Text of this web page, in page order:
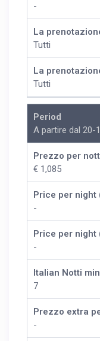
-
La
Tutti
La
Tutti
Period
A partire dal 20-
Prezzo per
€ 1,085
Price per night
-
Price per night
-
Italian Notti
7
Prezzo extra
-